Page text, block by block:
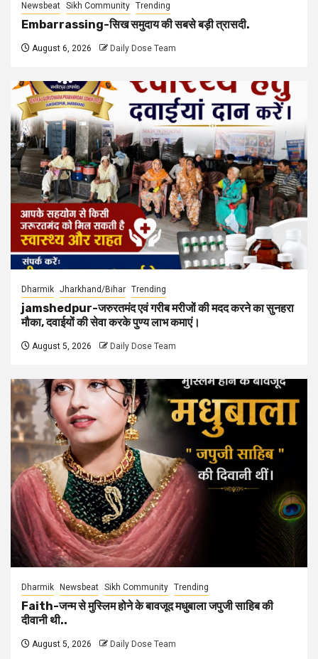
Newsbeat Sikh Community Trending
Embarrassing-सिख समुदाय की सबसे बड़ी त्रासदी.
August 6, 2026 Daily Dose Team
Dharmik Jharkhand/Bihar Trending
jamshedpur-जरुरतमंद एवं गरीब मरीजों की मदद करने का सुनहरा
मौका, दवाईयों की सेवा करके पुण्य लाभ कमाएं।
August 5, 2026 Daily Dose Team
Dharmik Newsbeat Sikh Community Trending
Faith-जन्म से मुस्लिम होने के बावजूद मधुबाला जपुजी साहिब की
दीवानी थी..
August 5, 2026 Daily Dose Team